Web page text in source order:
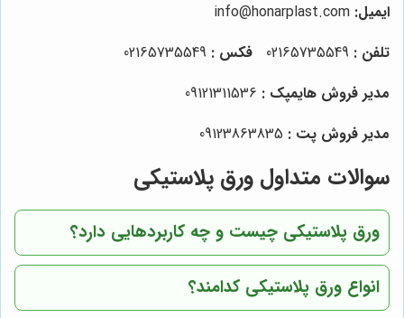
ایمیل:
تلفن : 02165735549 فکس :
مدیر فروش هایمپک : 09121311536
مدیر فروش پت :
سوالات متداول ورق پلاستیکی
ورق پلاستیکی چیست و چه کاربردهایی دارد؟
انواع ورق پلاستیکی کدامند؟